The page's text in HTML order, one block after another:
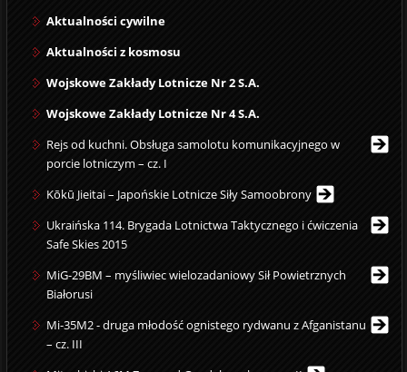
Aktualności cywilne
Aktualności z kosmosu
Wojskowe Zakłady Lotnicze Nr 2 S.A.
Wojskowe Zakłady Lotnicze Nr 4 S.A.
Rejs od kuchni. Obsługa samolotu komunikacyjnego w
porcie lotniczym – cz. I
Kōkū Jieitai – Japońskie Lotnicze Siły Samoobrony
Ukraińska 114. Brygada Lotnictwa Taktycznego i ćwiczenia
Safe Skies 2015
MiG-29BM – myśliwiec wielozadaniowy Sił Powietrznych
Białorusi
Mi-35M2 - druga młodość ognistego rydwanu z Afganistanu
– cz. III